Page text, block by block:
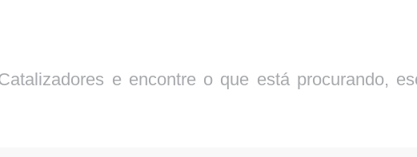
e encontre o que está procurando,